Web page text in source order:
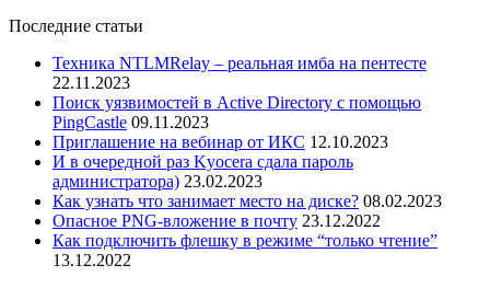
Последние статьи
Техника NTLMRelay – реальная имба на пентесте
22.11.2023
Поиск уязвимостей в Active Directory с помощью
PingCastle 09.11.2023
Приглашение на вебинар от ИКС 12.10.2023
И в очередной раз Kyocera сдала пароль
администратора) 23.02.2023
Как узнать что занимает место на диске? 08.02.2023
Опасное PNG-вложение в почту 23.12.2022
Как подключить флешку в режиме “только чтение”
13.12.2022